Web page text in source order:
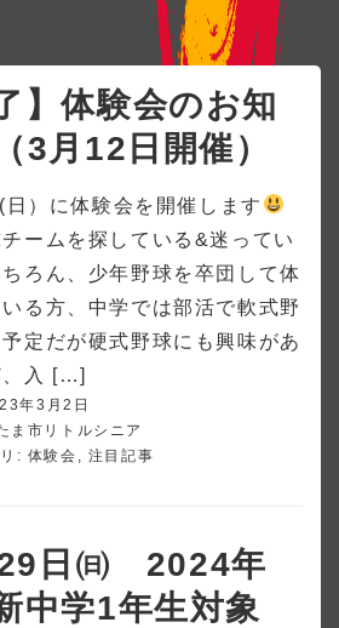
】体験会のお知
3月12日開催）
）に体験会を開催します
ームを探している&迷ってい
ろん、少年野球を卒団して体
る方、中学では部活で軟式野
定だが硬式野球にも興味があ
、入 […]
年3月2日
ま市リトルシニア
: 体験会 注目記事
日㈰ 2024年
中学1年生対象